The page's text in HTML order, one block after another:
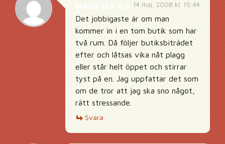
14 maj, 2008 kl. 15:44
Det jobbigaste är om man
kommer in i en tom butik som har
två rum. Då följer butiksbiträdet
efter och låtsas vika nåt plagg
eller står helt öppet och stirrar
tyst på en. Jag uppfattar det som
om de tror att jag ska sno något,
rätt stressande.
Svara